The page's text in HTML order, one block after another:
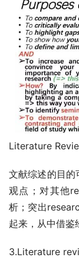
Literature
文献综述的目
观点；对其他
析；突出
起来，从中借鉴
3.Literature